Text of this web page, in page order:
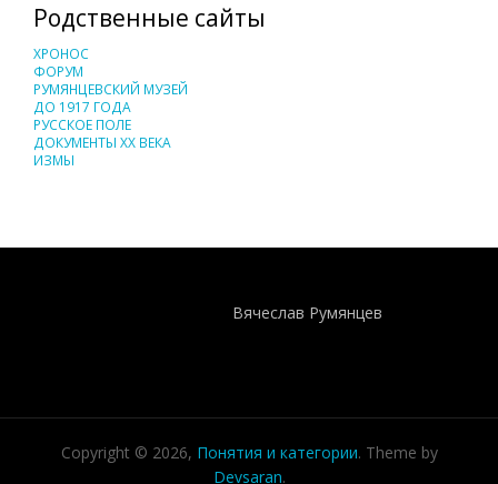
Родственные сайты
ХРОНОС
ФОРУМ
РУМЯНЦЕВСКИЙ МУЗЕЙ
ДО 1917 ГОДА
РУССКОЕ ПОЛЕ
ДОКУМЕНТЫ XX ВЕКА
ИЗМЫ
Вячеслав Румянцев
Copyright © 2026, Понятия и категории. Theme by
Devsaran.